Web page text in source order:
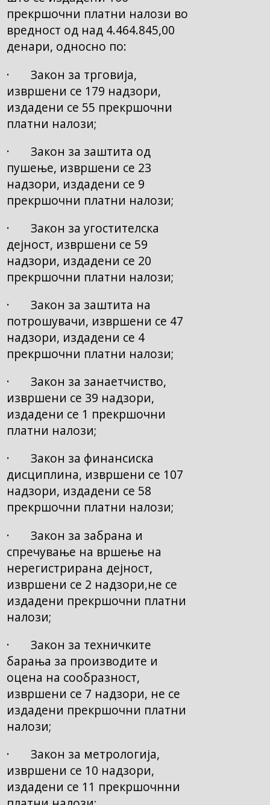
прекршочни платни налози во
вредност од над 4.464.845,00
денари, односно по:
· Закон за трговија,
извршени се 179 надзори,
издадени се 55 прекршочни
платни налози;
· Закон за заштита од
пушење, извршени се 23
надзори, издадени се 9
прекршочни платни налози;
· Закон за угостителска
дејност, извршени се 59
надзори, издадени се 20
прекршочни платни налози;
· Закон за заштита на
потрошувачи, извршени се 47
надзори, издадени се 4
прекршочни платни налози;
· Закон за занаетчиство,
извршени се 39 надзори,
издадени се 1 прекршочни
платни налози;
· Закон за финансиска
дисциплина, извршени се 107
надзори, издадени се 58
прекршочни платни налози;
· Закон за забрана и
спречување на вршење на
нерегистрирана дејност,
извршени се 2 надзори,не се
издадени прекршочни платни
налози;
· Закон за техничките
барања за производите и
оцена на сообразност,
извршени се 7 надзори, не се
издадени прекршочни платни
налози;
· Закон за метрологија,
извршени се 10 надзори,
издадени се 11 прекршочнни